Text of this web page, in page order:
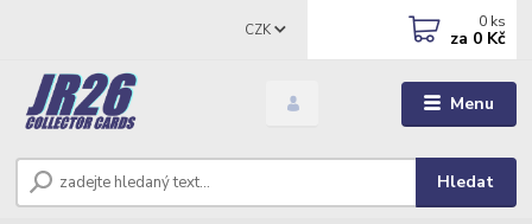
Menu
CZK
Hledat
0 ks
za 0 Kč